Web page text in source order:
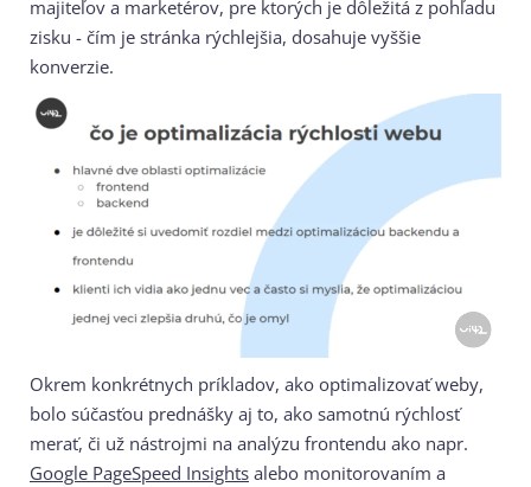
majiteľov a marketérov, pre ktorých je dôležitá z pohľadu
zisku - čím je stránka rýchlejšia, dosahuje vyššie
konverzie.
Okrem konkrétnych príkladov, ako optimalizovať weby,
bolo súčasťou prednášky aj to, ako samotnú rýchlosť
merať, či už nástrojmi na analýzu frontendu ako napr.
Google PageSpeed Insights alebo monitorovaním a